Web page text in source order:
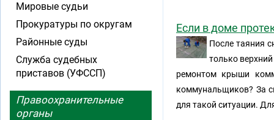
Если в доме
После таяния
только
ремонтом крыши
коммунальщиков? За
для такой ситуации.
Мировые судьи
Прокуратуры по округам
Районные суды
Служба судебных
приставов (УФССП)
Правоохранительные
органы